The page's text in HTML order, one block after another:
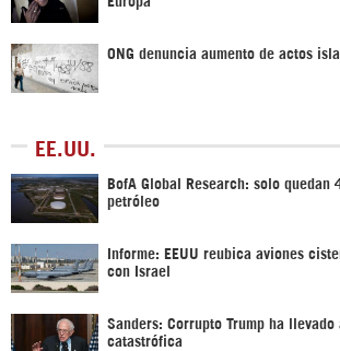
ONG denuncia aumento de actos
EE.UU.
BofA Global Research: solo quedan
petróleo
Informe: EEUU reubica aviones
con Israel
Sanders: Corrupto Trump ha llevado
catastrófica